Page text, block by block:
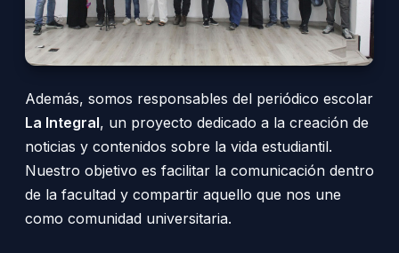
Además, somos responsables del periódico escolar
La Integral, un proyecto dedicado a la creación de
noticias y contenidos sobre la vida estudiantil.
Nuestro objetivo es facilitar la comunicación dentro
de la facultad y compartir aquello que nos une
como comunidad universitaria.